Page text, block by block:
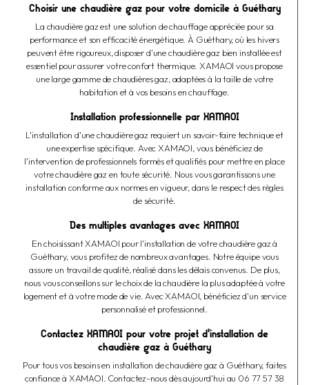
Choisir une chaudière gaz pour votre domicile à Guéthary
La chaudière gaz est une solution de chauffage appréciée pour sa
performance et son efficacité énergétique. À Guéthary, où les hivers
peuvent être rigoureux, disposer d'une chaudière gaz bien installée est
essentiel pour assurer votre confort thermique. XAMAOI vous propose
une large gamme de chaudières gaz, adaptées à la taille de votre
habitation et à vos besoins en chauffage.
Installation professionnelle par XAMAOI
L'installation d'une chaudière gaz requiert un savoir-faire technique et
une expertise spécifique. Avec XAMAOI, vous bénéficiez de
l'intervention de professionnels formés et qualifiés pour mettre en place
votre chaudière gaz en toute sécurité. Nous vous garantissons une
installation conforme aux normes en vigueur, dans le respect des règles
de sécurité.
Des multiples avantages avec XAMAOI
En choisissant XAMAOI pour l'installation de votre chaudière gaz à
Guéthary, vous profitez de nombreux avantages. Notre équipe vous
assure un travail de qualité, réalisé dans les délais convenus. De plus,
nous vous conseillons sur le choix de la chaudière la plus adaptée à votre
logement et à votre mode de vie. Avec XAMAOI, bénéficiez d'un service
personnalisé et professionnel.
Contactez XAMAOI pour votre projet d'installation de
chaudière gaz à Guéthary
Pour tous vos besoins en installation de chaudière gaz à Guéthary, faites
confiance à XAMAOI. Contactez-nous dès aujourd'hui au 06 77 57 38